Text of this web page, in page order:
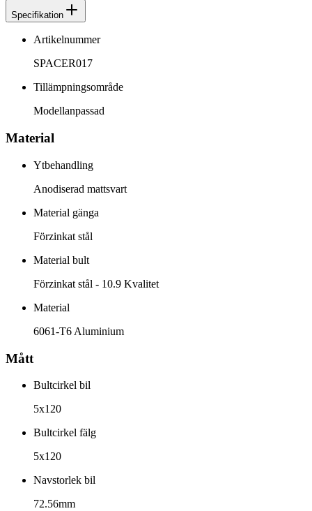
Specifikation
Artikelnummer
SPACER017
Tillämpningsområde
Modellanpassad
Material
Ytbehandling
Anodiserad mattsvart
Material gänga
Förzinkat stål
Material bult
Förzinkat stål - 10.9 Kvalitet
Material
6061-T6 Aluminium
Mått
Bultcirkel bil
5x120
Bultcirkel fälg
5x120
Navstorlek bil
72.56mm